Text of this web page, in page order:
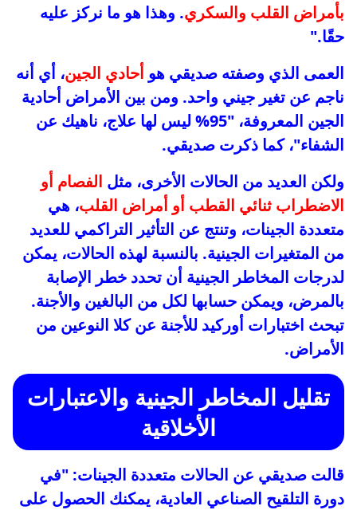
بأمراض القلب والسكري. وهذا هو ما نركز عليه
حقًا."
العمى الذي وصفته صديقي هو أحادي الجين، أي أنه
ناجم عن تغير جيني واحد. ومن بين الأمراض أحادية
الجين المعروفة، "95% ليس لها علاج، ناهيك عن
الشفاء"، كما ذكرت صديقي.
ولكن العديد من الحالات الأخرى، مثل الفصام أو
الاضطراب ثنائي القطب أو أمراض القلب، هي
متعددة الجينات، وتنتج عن التأثير التراكمي للعديد
من المتغيرات الجينية. بالنسبة لهذه الحالات، يمكن
لدرجات المخاطر الجينية أن تحدد خطر الإصابة
بالمرض، ويمكن حسابها لكل من البالغين والأجنة.
تبحث اختبارات أوركيد للأجنة عن كلا النوعين من
الأمراض.
تقليل المخاطر الجينية والاعتبارات
الأخلاقية
قالت صديقي عن الحالات متعددة الجينات: "في
دورة التلقيح الصناعي العادية، يمكنك الحصول على